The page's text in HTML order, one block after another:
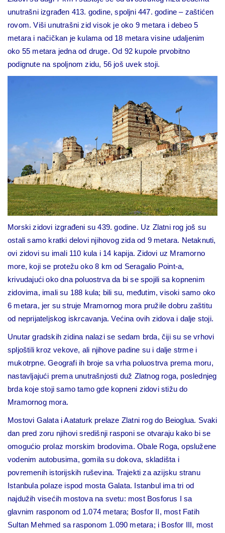
unutrašni izgrađen 413. godine, spoljni 447. godine – zaštićen
rovom. Viši unutrašni zid visok je oko 9 metara i debeo 5
metara i načičkan je kulama od 18 metara visine udaljenim
oko 55 metara jedna od druge. Od 92 kupole prvobitno
podignute na spoljnom zidu, 56 još uvek stoji.
Morski zidovi izgrađeni su 439. godine. Uz Zlatni rog još su
ostali samo kratki delovi njihovog zida od 9 metara. Netaknuti,
ovi zidovi su imali 110 kula i 14 kapija. Zidovi uz Mramorno
more, koji se protežu oko 8 km od Seragalio Point-a,
krivudajući oko dna poluostrva da bi se spojili sa kopnenim
zidovima, imali su 188 kula; bili su, međutim, visoki samo oko
6 metara, jer su struje Mramornog mora pružile dobru zaštitu
od neprijateljskog iskrcavanja. Većina ovih zidova i dalje stoji.
Unutar gradskih zidina nalazi se sedam brda, čiji su se vrhovi
spljoštili kroz vekove, ali njihove padine su i dalje strme i
mukotrpne. Geografi ih broje sa vrha poluostrva prema moru,
nastavljajući prema unutrašnjosti duž Zlatnog roga, poslednjeg
brda koje stoji samo tamo gde kopneni zidovi stižu do
Mramornog mora.
Mostovi Galata i Aataturk prelaze Zlatni rog do Beioglua. Svaki
dan pred zoru njihovi središnji rasponi se otvaraju kako bi se
omogućio prolaz morskim brodovima. Obale Roga, opslužene
vodenim autobusima, gomila su dokova, skladišta i
povremenih istorijskih ruševina. Trajekti za azijsku stranu
Istanbula polaze ispod mosta Galata. Istanbul ima tri od
najdužih visećih mostova na svetu: most Bosforus I sa
glavnim rasponom od 1.074 metara; Bosfor II, most Fatih
Sultan Mehmed sa rasponom 1.090 metara; i Bosfor III, most